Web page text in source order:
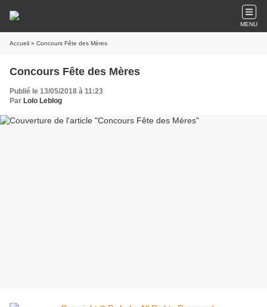
MENU
Accueil » Concours Fête des Mères
Concours Fête des Mères
Publié le 13/05/2018 à 11:23
Par Lolo Leblog